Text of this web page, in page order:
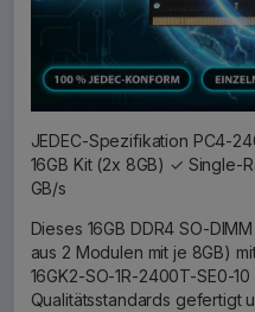
JEDEC-Spezifikation PC4-
16GB Kit (2x 8GB) ✓ Single-
GB/s
Dieses 16GB DDR4 SO-
aus 2 Modulen mit je 8GB)
16GK2-SO-1R-2400T-SE0-
Qualitätsstandards gefertigt